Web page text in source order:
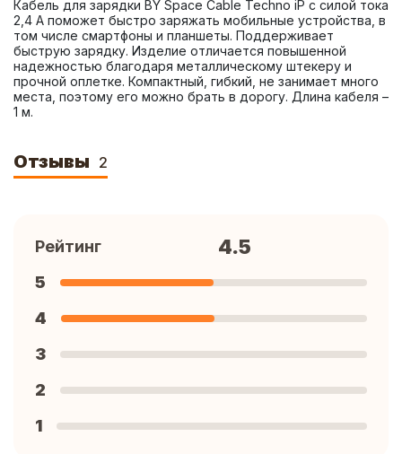
Кабель для зарядки BY Space Cable Techno iP с силой тока
2,4 A поможет быстро заряжать мобильные устройства, в
том числе смартфоны и планшеты. Поддерживает
быструю зарядку. Изделие отличается повышенной
надежностью благодаря металлическому штекеру и
прочной оплетке. Компактный, гибкий, не занимает много
места, поэтому его можно брать в дорогу. Длина кабеля –
1 м.
Отзывы 2
Рейтинг 4.5
5
4
3
2
1